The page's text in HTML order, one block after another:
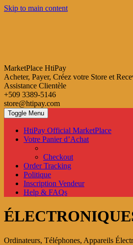
Skip to main content
MarketPlace HtiPay
Acheter, Payer, Créez votre Store et
Assistance Clientèle
+509 3389-5146
store@htipay.com
Toggle Menu
HtiPay Official MarketPlace
Votre Panier d’Achat
Checkout
Order Tracking
Politique
Inscription Vendeur
Help & FAQs
Ordinateurs, Téléphones, Appareils